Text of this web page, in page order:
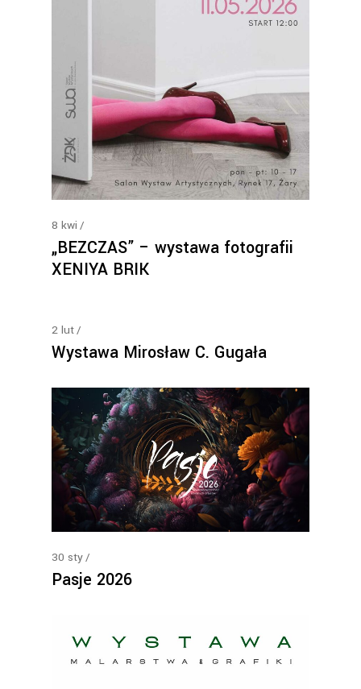
8 kwi
„BEZCZAS” – wystawa fotografii
XENIYA BRIK
2 lut
Wystawa Mirosław C. Gugała
30 sty
Pasje 2026